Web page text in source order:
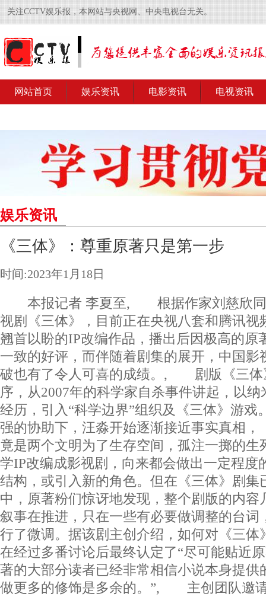
关注CCTV娱乐报，本网站与央视网、中央电视台无关。
网站首页 娱乐资讯 电影资讯 电视资讯
娱乐资讯
《三体》：尊重原著只是第一步
时间:2023年1月18日
本报记者 李夏至, 根据作家刘慈欣同
视剧《三体》，目前正在央视八套和腾讯视
翘首以盼的IP改编作品，播出后因极高的原
一致的好评，而伴随着剧集的展开，中国影
破也有了令人可喜的成绩。, 剧版《三体
序，从2007年的科学家自杀事件讲起，以
经历，引入“科学边界”组织及《三体》游戏
强的协助下，汪淼开始逐渐接近事实真相，
竟是两个文明为了生存空间，孤注一掷
学IP改编成影视剧，向来都会做出一定程度
结构，或引入新的角色。但在《三体》剧集
中，原著粉们惊讶地发现，整个剧版的内容
叙事在推进，只在一些有必要做调整的台词
行了微调。据该剧主创介绍，如何对《三体
在经过多番讨论后最终认定了“尽可能贴近
著的大部分读者已经非常相信小说本身提供
做更多的修饰是多余的。”, 主创团队邀